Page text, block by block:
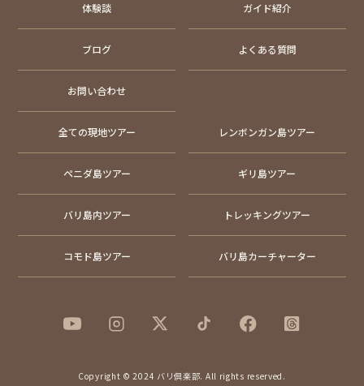
体験談 ガイド紹介
ブログ よくある質問
お問い合わせ
全ての現地ツアー レンボンガン島ツアー
ペニダ島ツアー ギリ島ツアー
バリ島内ツアー トレッキングツアー
コモド島ツアー バリ島カーチャーター
Copyright © 2024 バリ倶楽部. All rights reserved.